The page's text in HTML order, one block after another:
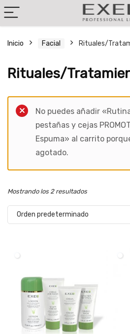
Inicio Facial Rituales/
Rituales/
No puedes añadir
pestañas y cejas
Espuma» al carrito
agotado.
Mostrando los 2 resultados
Orden predeterminado